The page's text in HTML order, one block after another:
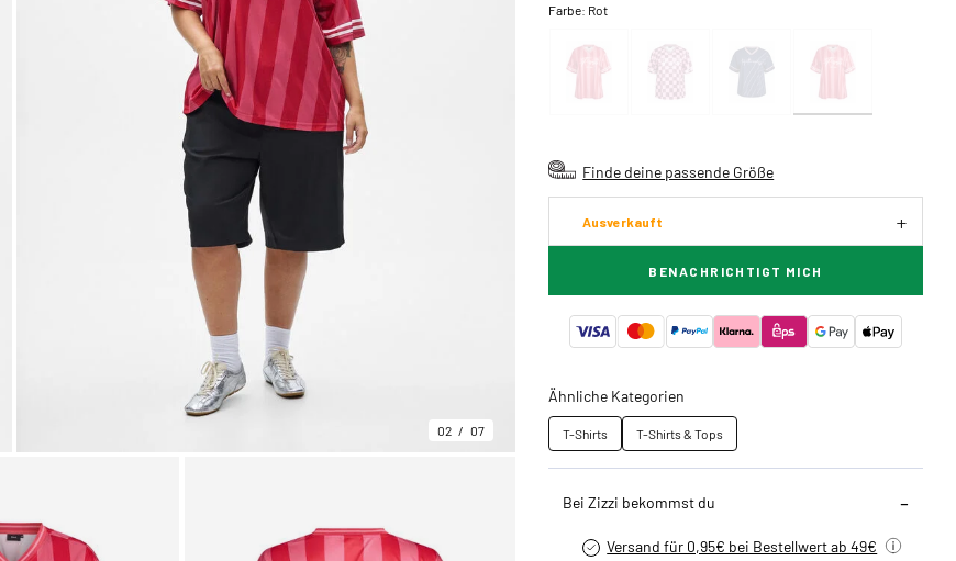
02 07
Farbe: Rot
Finde deine passende Größe
Ausverkauft
BENACHRICHTIGT MICH
Ähnliche Kategorien
T-Shirts T-Shirts & Tops
Bei Zizzi bekommst du
Versand für 0,95€ bei Bestellwert ab 49€